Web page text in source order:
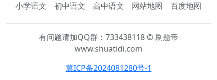
小学语文 初中语文 高中语文 网站地图 百度地图
有问题请加QQ群：733438118 © 刷题帝
www.shuatidi.com
冀ICP备2024081280号-1